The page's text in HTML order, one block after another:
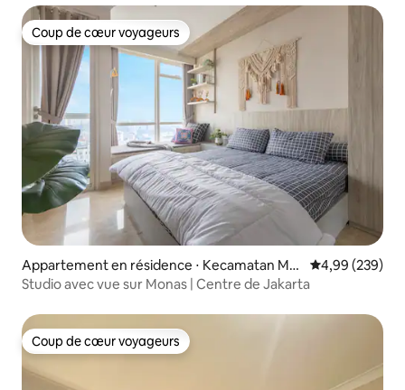
Coup de cœur voyageurs
Coup de cœur voyageurs
Appartement en résidence ⋅ Kecamatan Me
nteng
Évaluation
4,99 (239)
Studio avec vue sur Monas | Centre de Jakarta
Coup de cœur voyageurs
Coup de cœur voyageurs